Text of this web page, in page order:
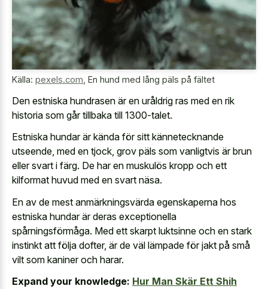
Källa: pexels.com En hund med lång päls på fältet
Den estniska hundrasen är en uråldrig ras med en rik
historia som går tillbaka till 1300-talet.
Estniska hundar är kända för sitt kännetecknande
utseende, med en tjock, grov päls som vanligtvis är brun
eller svart i färg. De har en muskulös kropp och ett
kilformat huvud med en svart näsa.
En av de mest anmärkningsvärda egenskaperna hos
estniska hundar är deras exceptionella
spårningsförmåga. Med ett skarpt luktsinne och en stark
instinkt att följa dofter, är de väl lämpade för jakt på små
vilt som kaniner och harar.
Expand your knowledge: Hur Man Skär Ett Shih